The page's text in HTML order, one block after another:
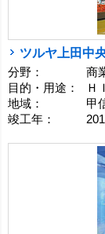
ツルヤ上田中
分野：
商
目的・用途：
Ｈ
地域：
甲
竣工年：